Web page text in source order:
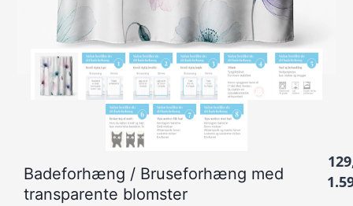
Badeforhæng / Bruseforhæng med
transparente blomster